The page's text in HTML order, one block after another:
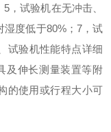
5 ，试验机在无冲击、
湿度低于80%； 7，试
、试验机性能特点详细
及伸长测量装置等附
的使用或行程大小可